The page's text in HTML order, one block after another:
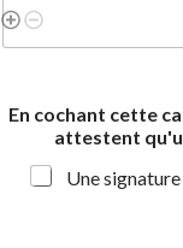
En cochant cette
attestent
Une